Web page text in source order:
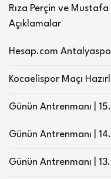
Rıza Perçin ve
Açıklamalar
Hesap.com
Kocaelispor Maçı
Günün Antrenmanı |
Günün Antrenmanı |
Günün Antrenmanı |